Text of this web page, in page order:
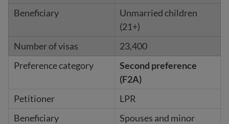
Unmarried children
(21+)
23,400
Second preference
(F2A)
LPR
Spouses and minor